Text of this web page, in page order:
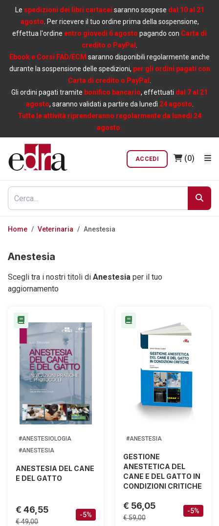
Le spedizioni dei libri cartacei saranno sospese dal 10 al 21
agosto . Per ricevere il tuo ordine prima della sospensione,
effettua l'ordine entro giovedì 6 agosto pagando con Carta di
credito o PayPal
Ebook e Corsi FAD/ECM saranno disponibili regolarmente anche
durante la sospensione delle spedizioni, per gli ordini pagati con
Carta di credito o PayPal
Gli ordini pagati tramite bonifico bancario, effettuati dal 7 al 21
agosto, saranno validati a partire da lunedì 24 agosto
Tutte le attività riprenderanno regolarmente da lunedì 24
agosto.
ACCEDI (0)
Home / Veterinaria / Anestesia
Anestesia
Scegli tra i nostri titoli di Anestesia per il tuo
aggiornamento
#ANESTESIOLOGIA
#ANESTESIA
ANESTESIA DEL CANE
E DEL GATTO
€ 46,55
€ 49,00
-5%
#ANESTESIA
GESTIONE
ANESTETICA DEL
CANE E DEL GATTO IN
CONDIZIONI CRITICHE
€ 56,05
€ 59,00
-5%